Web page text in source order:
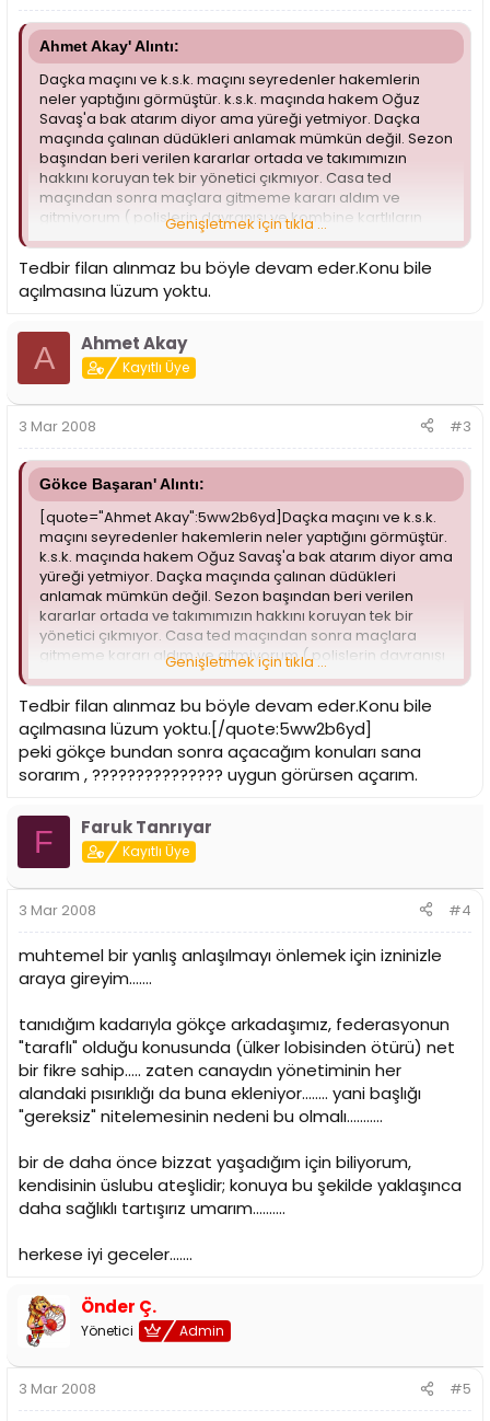
Ahmet Akay' Alıntı:
Daçka maçını ve k.s.k. maçını seyredenler hakemlerin
neler yaptığını görmüştür. k.s.k. maçında hakem Oğuz
Savaş'a bak atarım diyor ama yüreği yetmiyor. Daçka
maçında çalınan düdükleri anlamak mümkün değil. Sezon
başından beri verilen kararlar ortada ve takımımızın
hakkını koruyan tek bir yönetici çıkmıyor. Casa ted
maçından sonra maçlara gitmeme kararı aldım ve
gitmiyorum ( polislerin davranışı ve kombine kartlıların
yerlerinde oturamaması ) , play off lar başladığında bu
hakem hataları yüzünden taraftar isyan ederse bunun
hesabını kim verecek ? takımını ve taraftarını
koruyamayan yöneticilermi ? yoksa .............................. iş işden
Genişletmek için tıkla ...
Tedbir filan alınmaz bu böyle devam eder.Konu bile
açılmasına lüzum yoktu.
A Ahmet Akay
Kayıtlı Üye
3 Mar 2008 #3
Gökce Başaran' Alıntı:
[quote="Ahmet Akay":5ww2b6yd]Daçka maçını ve k.s.k.
maçını seyredenler hakemlerin neler yaptığını görmüştür.
k.s.k. maçında hakem Oğuz Savaş'a bak atarım diyor ama
yüreği yetmiyor. Daçka maçında çalınan düdükleri
anlamak mümkün değil. Sezon başından beri verilen
kararlar ortada ve takımımızın hakkını koruyan tek bir
yönetici çıkmıyor. Casa ted maçından sonra maçlara
gitmeme kararı aldım ve gitmiyorum ( polislerin davranışı
ve kombine kartlıların yerlerinde oturamaması ) , play off
lar başladığında bu hakem hataları yüzünden taraftar
isyan ederse bunun hesabını kim verecek ? takımını ve
taraftarını koruyamayan yöneticilermi ? yoksa
.............................. iş işden geçmeden önce tedbirlerin
alınması lazım
Genişletmek için tıkla ...
Tedbir filan alınmaz bu böyle devam eder.Konu bile
açılmasına lüzum yoktu.[/quote:5ww2b6yd]
peki gökçe bundan sonra açacağım konuları sana
sorarım , ??????????????? uygun görürsen açarım.
F Faruk Tanrıyar
Kayıtlı Üye
3 Mar 2008 #4
muhtemel bir yanlış anlaşılmayı önlemek için izninizle
araya gireyim.......
tanıdığım kadarıyla gökçe arkadaşımız, federasyonun
"taraflı" olduğu konusunda (ülker lobisinden ötürü) net
bir fikre sahip..... zaten canaydın yönetiminin her
alandaki pısırıklığı da buna ekleniyor........ yani başlığı
"gereksiz" nitelemesinin nedeni bu olmalı...........
bir de daha önce bizzat yaşadığım için biliyorum,
kendisinin üslubu ateşlidir; konuya bu şekilde yaklaşınca
daha sağlıklı tartışırız umarım..........
herkese iyi geceler.......
Önder Ç.
Yönetici Admin
3 Mar 2008 #5